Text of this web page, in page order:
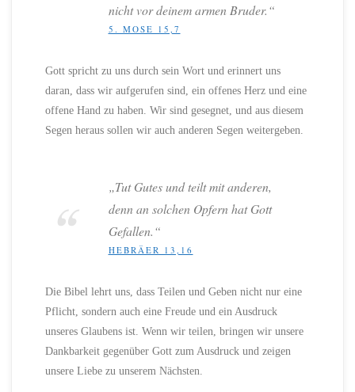
nicht vor deinem armen Bruder.“
5. MOSE 15,7
Gott spricht zu uns durch sein Wort und erinnert uns
daran, dass wir aufgerufen sind, ein offenes Herz und eine
offene Hand zu haben. Wir sind gesegnet, und aus diesem
Segen heraus sollen wir auch anderen Segen weitergeben.
„Tut Gutes und teilt mit anderen,
denn an solchen Opfern hat Gott
Gefallen.“
HEBRÄER 13,16
Die Bibel lehrt uns, dass Teilen und Geben nicht nur eine
Pflicht, sondern auch eine Freude und ein Ausdruck
unseres Glaubens ist. Wenn wir teilen, bringen wir unsere
Dankbarkeit gegenüber Gott zum Ausdruck und zeigen
unsere Liebe zu unserem Nächsten.